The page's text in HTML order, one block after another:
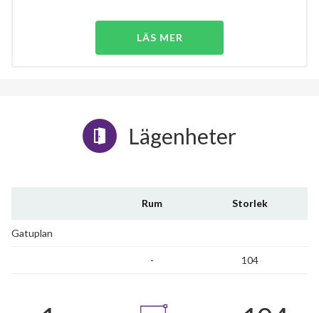
LÄS MER
Lägenheter
Rum Storlek
Gatuplan
- 104